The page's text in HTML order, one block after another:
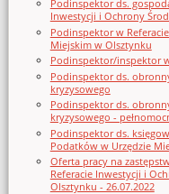
Podinspektor ds.
Inwestycji i Ochrony
Podinspektor w
Miejskim w Olsztynku
Podinspektor/inspektor
Podinspektor ds.
kryzysowego
Podinspektor ds.
kryzysowego -
Podinspektor ds.
Podatków w Urzędzie
Oferta pracy na
Referacie Inwestycji i
Olsztynku - 26.07.2022